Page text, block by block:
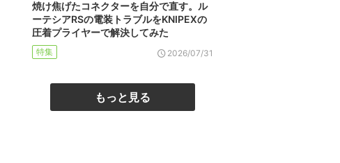
焼け焦げたコネクターを自分で直す。ル
ーテシアRSの電装トラブルをKNIPEXの
圧着プライヤーで解決してみた
特集 2026/07/31
もっと見る